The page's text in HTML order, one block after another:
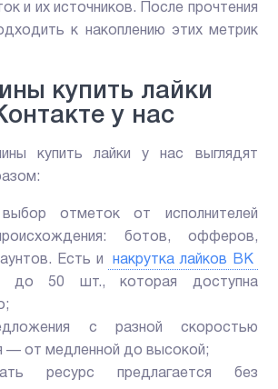
и их источников. После прочтения
к накоплению этих метрик
купить лайки
у нас
купить лайки у нас выглядят
отметок от исполнителей
ботов, офферов,
Есть и
накрутка лайков ВК
до 50 шт., которая доступна
с разной скоростью
— от медленной до высокой;
ресурс предлагается без